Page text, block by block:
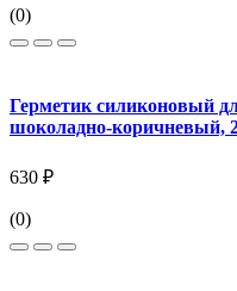
(0)
Герметик силиконовый
шоколадно-коричневый,
630 ₽
(0)